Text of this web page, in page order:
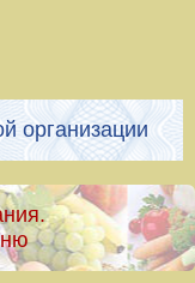
организации